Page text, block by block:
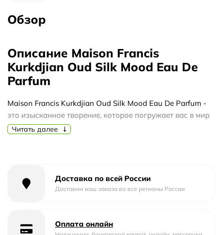
Обзор
Описание Maison Francis
Kurkdjian Oud Silk Mood Eau De
Parfum
Maison Francis Kurkdjian Oud Silk Mood Eau De Parfum -
это изысканное творение, которое погружает вас в мир
роскошного аромата и утонченности. Этот уникальный
Parfum обладает потрясающей стойкостью, которая
оставляет след на вашей коже на протяжении долгих
Верхние ноты наполнены яркими аккордами шелка и
Читать далее
Доставка по всей России
Доставим ваш заказа во все регионы России
Оплата онлайн